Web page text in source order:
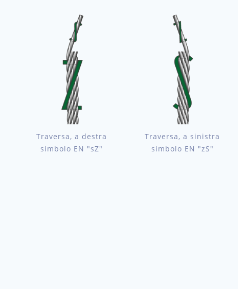
Traversa, a destra
simbolo EN "sZ"
Traversa, a sinistra
simbolo EN "zS"